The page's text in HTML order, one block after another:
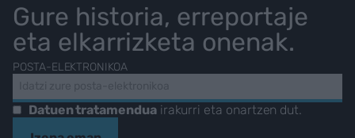
Gure historia, erreportaje
eta elkarrizketa onenak.
POSTA-ELEKTRONIKOA
Datuen tratamenduairakurri eta onartzen dut.